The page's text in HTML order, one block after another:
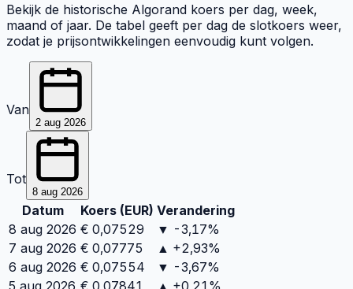
Bekijk de historische Algorand koers per dag, week,
maand of jaar. De tabel geeft per dag de slotkoers weer,
zodat je prijsontwikkelingen eenvoudig kunt volgen.
Van
2 aug 2026
Tot
8 aug 2026
Datum Koers (EUR) Verandering
8 aug 2026 € 0,07529
▼ -3,17%
7 aug 2026 € 0,07775
▲ +2,93%
6 aug 2026 € 0,07554
▼ -3,67%
5 aug 2026 € 0,07841
▲ +0,21%